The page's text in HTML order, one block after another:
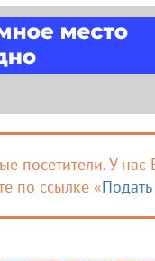
посетители. У
по ссылке «